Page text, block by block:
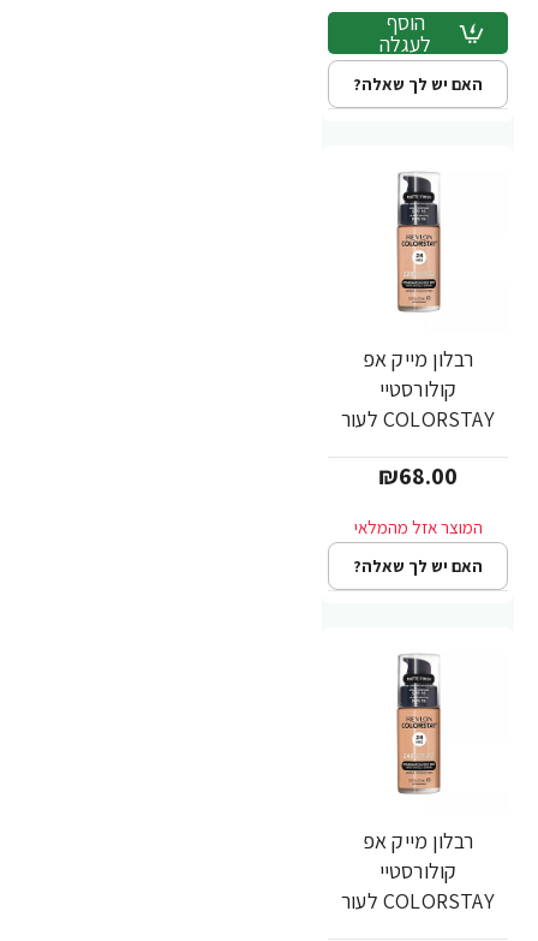
הוסף
לעגלה
האם יש לך שאלה?
רבלון מייק אפ
קולורסטיי
COLORSTAY לעור
מבית REVLON
₪68.00
האם יש לך שאלה?
רבלון מייק אפ
קולורסטיי
COLORSTAY לעור